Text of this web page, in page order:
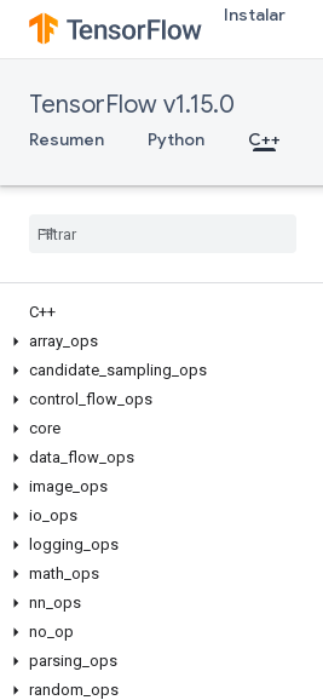
Instalar
TensorFlow v1.15.0
Resumen Python C++
C++
array ops
candidate sampling ops
control
flow ops
core
data flow ops
image ops
io ops
logging ops
math ops
nn ops
no op
parsing ops
random ops